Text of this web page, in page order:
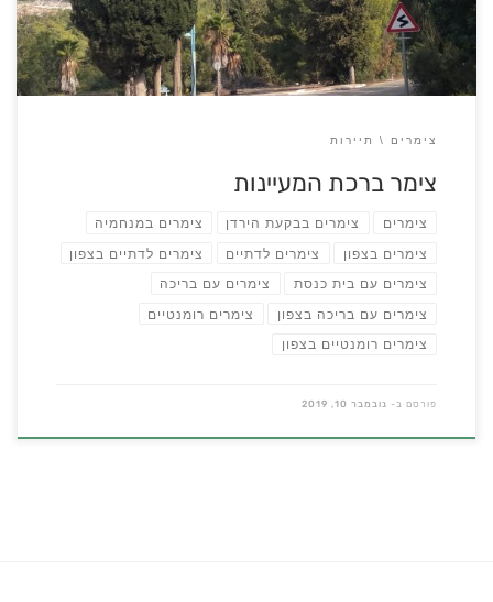
צימרים תיירות
צימר ברכת המעיינות
צימרים צימרים בבקעת הירדן צימרים במנחמיה
צימרים בצפון צימרים לדתיים צימרים לדתיים בצפון
צימרים עם בית כנסת צימרים עם בריכה
צימרים עם בריכה בצפון צימרים רומנטיים
צימרים רומנטיים בצפון
פורסם ב- נובמבר 10, 2019